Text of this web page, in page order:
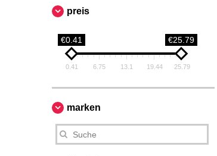
preis
€0.41 €25.79
0.41 6.75 13.1 19.44 25.79
marken